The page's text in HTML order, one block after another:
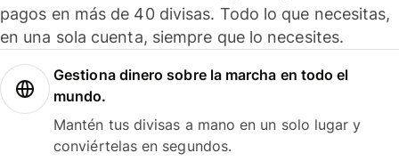
pagos en más de 40 divisas. Todo lo que necesitas,
en una sola cuenta, siempre que lo necesites.
Gestiona dinero sobre la marcha en todo el
mundo.
Mantén tus divisas a mano en un solo lugar y
conviértelas en segundos.